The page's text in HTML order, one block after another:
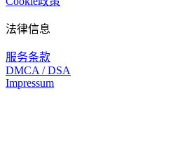
法律信息
服务条款
DMCA / DSA
Impressum